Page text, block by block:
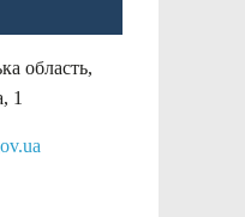
область,
1